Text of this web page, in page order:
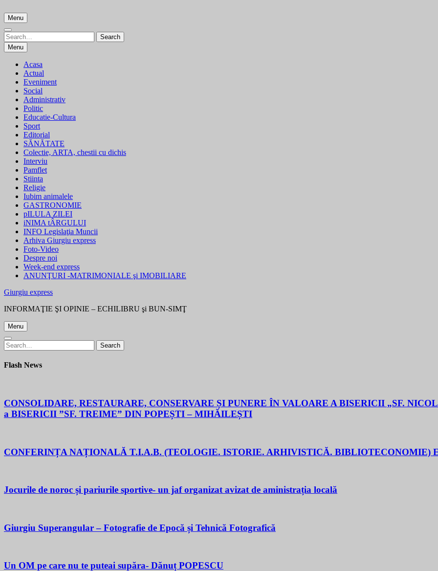
to
content
Menu
Search
for:
Search
Menu
Acasa
Actual
Eveniment
Social
Administrativ
Politic
Educatie-Cultura
Sport
Editorial
SĂNĂTATE
Colectie, ARTA, chestii cu dichis
Interviu
Pamflet
Stiinta
Religie
Iubim animalele
GASTRONOMIE
pILULA ZILEI
iNIMA tÂRGULUI
INFO Legislaţia Muncii
Arhiva Giurgiu express
Foto-Video
Despre noi
Week-end express
ANUNŢURI -MATRIMONIALE şi IMOBILIARE
Giurgiu express
INFORMAŢIE ŞI OPINIE – ECHILIBRU şi BUN-SIMŢ
Menu
Search
for:
Search
Flash News
CONSOLIDARE, RESTAURARE, CONSERVARE ȘI PUNERE ÎN VALOARE A BISERICII „SF.
a BISERICII ”SF. TREIME” DIN POPEȘTI – MIHĂILEȘTI
CONFERINȚA NAȚIONALĂ T.I.A.B. (TEOLOGIE. ISTORIE. ARHIVISTICĂ. BIBLIOTECONOMIE)
Jocurile de noroc și pariurile sportive- un jaf organizat avizat de aministrația locală
Giurgiu Superangular – Fotografie de Epocă și Tehnică Fotografică
Un OM pe care nu te puteai supăra- Dănuț POPESCU